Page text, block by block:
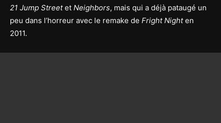
21 Jump Streetet Neighbors, mais qui a déjà pataugé un
peu dans l’horreur avec le remake de Fright Nighten
2011.